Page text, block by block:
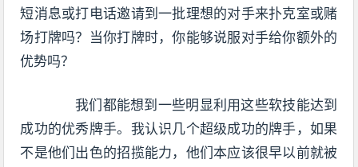
短消息或打电话邀请到一批理想的对手来扑克室或赌
场打牌吗？当你打牌时，你能够说服对手给你额外的
优势吗？
我们都能想到一些明显利用这些软技能达到
成功的优秀牌手。我认识几个超级成功的牌手，如果
不是他们出色的招揽能力，他们本应该很早以前就被